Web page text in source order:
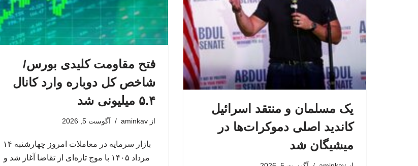
یک مسلمان و منتقد اسرائیل
کاندید اصلی دموکرات‌ها در
میشیگان شد
فتح مقاومت کلیدی بورس/
شاخص کل دوباره وارد کانال
۵.۴ میلیونی شد
از aminkav آگوست 5, 2026
بازار سرمایه در معاملات امروز چهارشنبه ۱۴
مرداد ۱۴۰۵ با موج تازه‌ای از تقاضا آغاز شد و